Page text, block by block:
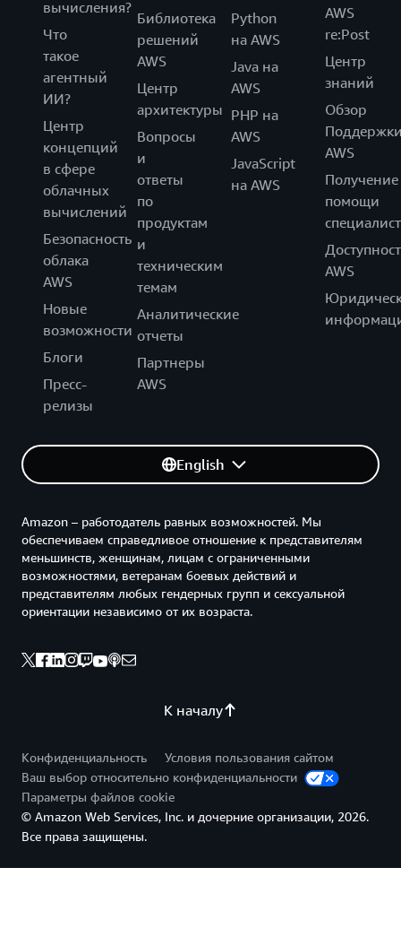
вычисления?
Что
такое
агентный
ИИ?
Центр
концепций
в сфере
облачных
вычислений
Безопасность
облака
AWS
Новые
возможности
Блоги
Пресс-
релизы
Библиотека
решений
AWS
Центр
архитектуры
Вопросы
и
ответы
по
продуктам
и
техническим
темам
Аналитические
отчеты
Партнеры
AWS
Python
на AWS
Java на
AWS
PHP на
AWS
JavaScript
на AWS
AWS
re:Post
Центр
знаний
Обзор
AWS
Получение
помощи
AWS
English
К началу
Amazon – работодатель равных возможностей. Мы
обеспечиваем справедливое отношение к представителям
меньшинств, женщинам, лицам с ограниченными
возможностями, ветеранам боевых действий и
представителям любых гендерных групп и сексуальной
ориентации независимо от их возраста.
Конфиденциальность
Условия пользования сайтом
Ваш выбор относительно конфиденциальности
Параметры файлов cookie
© Amazon Web Services, Inc. и дочерние организации, 2026.
Все права защищены.